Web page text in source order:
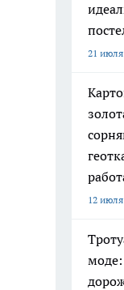
21 июля
12 июля
моде: